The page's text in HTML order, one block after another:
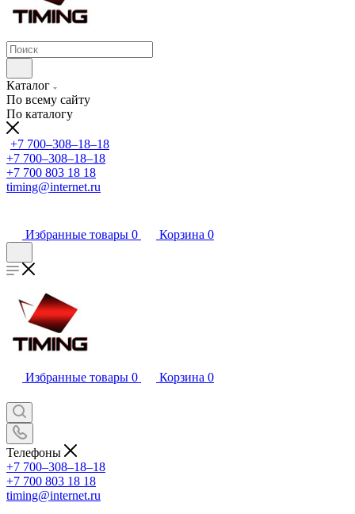
Каталог
По всему сайту
По каталогу
+7 700‒308‒18‒18
+7 700‒308‒18‒18
+7 700 803 18 18
timing@internet.ru
Избранные товары 0 Корзина 0
Избранные товары 0 Корзина 0
Телефоны
+7 700‒308‒18‒18
+7 700 803 18 18
timing@internet.ru